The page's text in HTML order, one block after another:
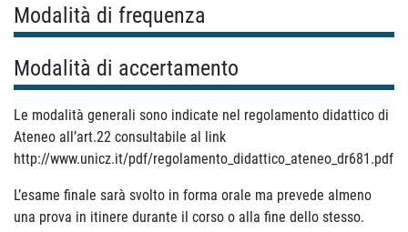
Modalità di frequenza
Modalità di accertamento
Le modalità generali sono indicate nel regolamento didattico di
Ateneo all’art.22 consultabile al link
http://www.unicz.it/pdf/regolamento_didattico_ateneo_dr681.pdf
L’esame finale sarà svolto in forma orale ma prevede almeno
una prova in itinere durante il corso o alla fine dello stesso.